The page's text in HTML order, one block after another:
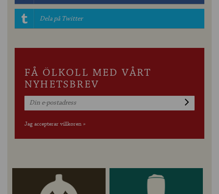
Dela på Twitter
FÅ ÖLKOLL MED VÅRT
NYHETSBREV
Jag accepterar villkoren »